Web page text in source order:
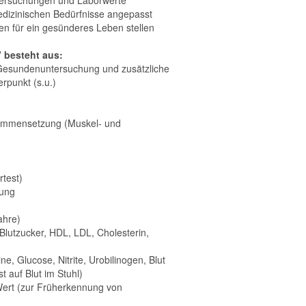
Bedürfnisse angepasst
für ein gesünderes Leben stellen
besteht aus:
und zusätzliche
(s.u.)
(Muskel- und
HDL, LDL, Cholesterin,
Glucose, Nitrite, Urobilinogen, Blut
auf Blut im Stuhl)
(zur Früherkennung von